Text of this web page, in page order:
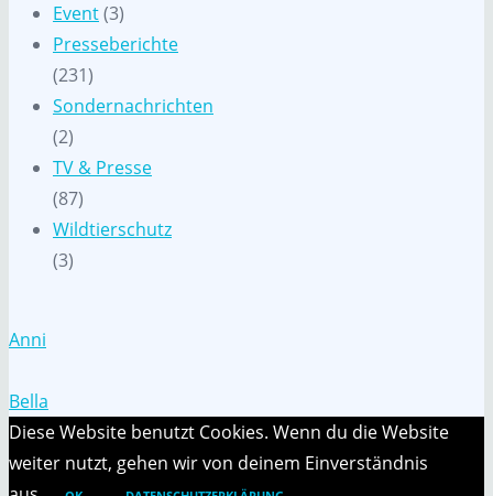
Event(3)
Presseberichte
(231)
Sondernachrichten
(2)
TV & Presse
(87)
Wildtierschutz
(3)
Anni
Bella
Diese Website benutzt Cookies. Wenn du die Website
weiter nutzt, gehen wir von deinem Einverständnis